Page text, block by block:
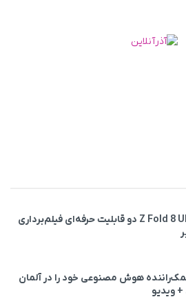
گلکسی Z Fold 8 Ultra دو قابلیت حرفه‌ای فیلم‌برداری
هوش مصنوعی خود را در آلمان
ویدیو